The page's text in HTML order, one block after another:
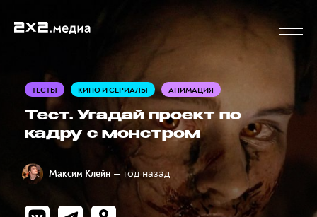
ТЕСТЫ КИНО И СЕРИАЛЫ АНИМАЦИЯ
Тест. Угадай проект по
кадру с монстром
Максим Клейн — год назад